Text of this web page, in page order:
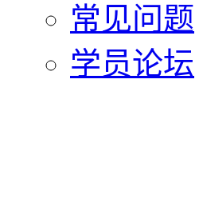
常见问题
学员论坛